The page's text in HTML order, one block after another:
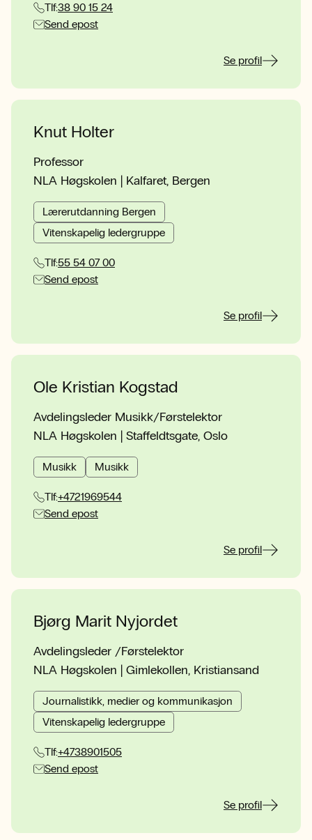
Tlf:38 90 15 24
Send epost
Se profil
Knut Holter
Professor
NLA Høgskolen | Kalfaret, Bergen
Lærerutdanning Bergen
Vitenskapelig ledergruppe
Tlf:55 54 07 00
Send epost
Se profil
Ole Kristian Kogstad
Avdelingsleder Musikk/Førstelektor
NLA Høgskolen | Staffeldtsgate, Oslo
Musikk Musikk
Tlf:+4721969544
Send epost
Se profil
Bjørg Marit Nyjordet
Avdelingsleder /Førstelektor
NLA Høgskolen | Gimlekollen, Kristiansand
Journalistikk, medier og kommunikasjon
Vitenskapelig ledergruppe
Tlf:+4738901505
Send epost
Se profil